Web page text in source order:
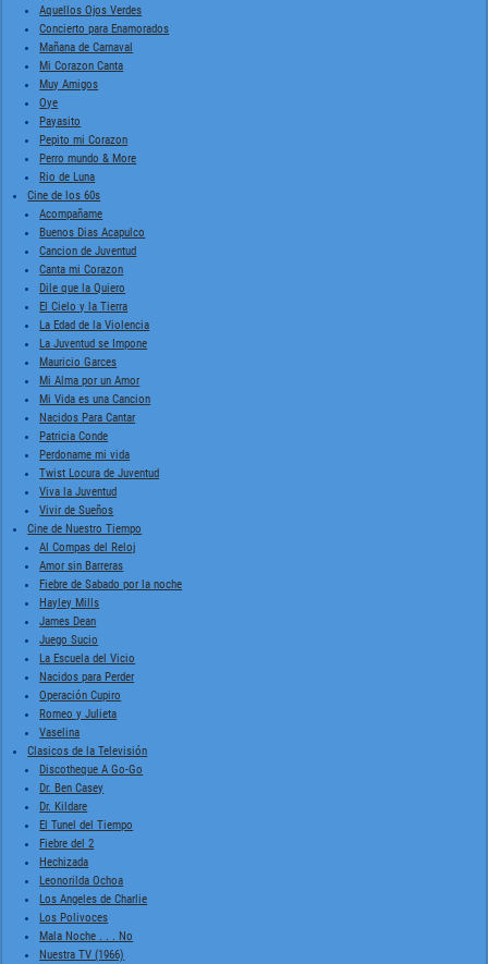
Aquellos Ojos Verdes
Concierto para Enamorados
Mañana de Carnaval
Mi Corazon Canta
Muy Amigos
Oye
Payasito
Pepito mi Corazon
Perro mundo & More
Rio de Luna
Cine de los 60s
Acompañame
Buenos Dias Acapulco
Cancion de Juventud
Canta mi Corazon
Dile que la Quiero
El Cielo y la Tierra
La Edad de la Violencia
La Juventud se Impone
Mauricio Garces
Mi Alma por un Amor
Mi Vida es una Cancion
Nacidos Para Cantar
Patricia Conde
Perdoname mi vida
Twist Locura de Juventud
Viva la Juventud
Vivir de Sueños
Cine de Nuestro Tiempo
Al Compas del Reloj
Amor sin Barreras
Fiebre de Sabado por la noche
Hayley Mills
James Dean
Juego Sucio
La Escuela del Vicio
Nacidos para Perder
Operación Cupiro
Romeo y Julieta
Vaselina
Clasicos de la Televisión
Discotheque A Go-Go
Dr. Ben Casey
Dr. Kildare
El Tunel del Tiempo
Fiebre del 2
Hechizada
Leonorilda Ochoa
Los Angeles de Charlie
Los Polivoces
Mala Noche . . . No
Nuestra TV (1966)